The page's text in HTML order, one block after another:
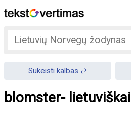
Sukeisti kalbas
blomster- lietuviškai